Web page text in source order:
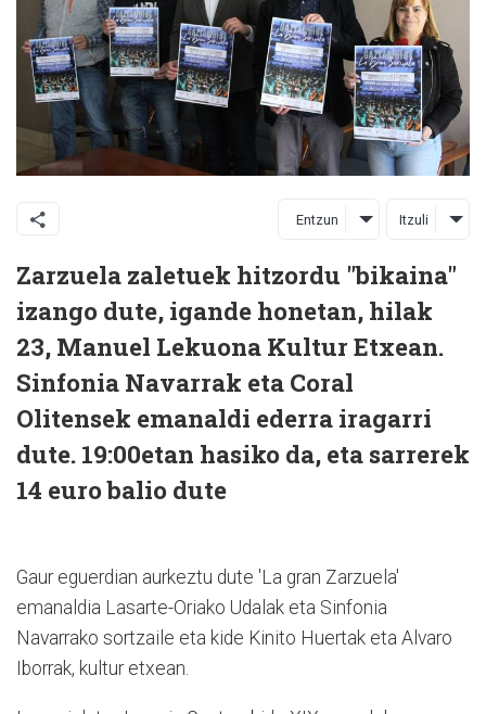
Entzun Itzuli
Zarzuela zaletuek hitzordu "bikaina"
izango dute, igande honetan, hilak
23, Manuel Lekuona Kultur Etxean.
Sinfonia Navarrak eta Coral
Olitensek emanaldi ederra iragarri
dute. 19:00etan hasiko da, eta sarrerek
14 euro balio dute
Gaur eguerdian aurkeztu dute 'La gran Zarzuela'
emanaldia Lasarte-Oriako Udalak eta Sinfonia
Navarrako sortzaile eta kide Kinito Huertak eta Alvaro
Iborrak, kultur etxean.